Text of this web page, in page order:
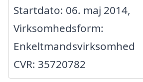
Startdato: 06. maj 2014,
Virksomhedsform:
Enkeltmandsvirksomhed
CVR: 35720782